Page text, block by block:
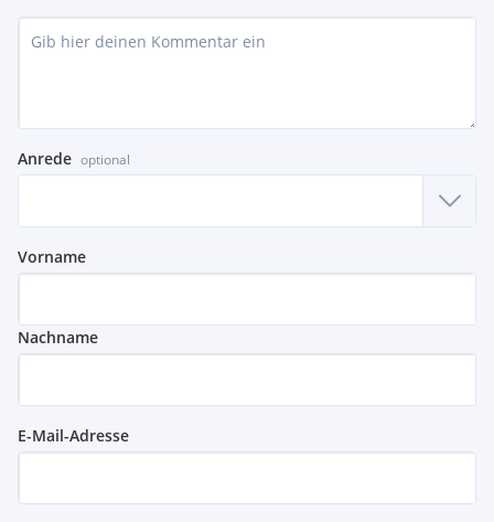
Anrede optional
Vorname
Nachname
E-Mail-Adresse